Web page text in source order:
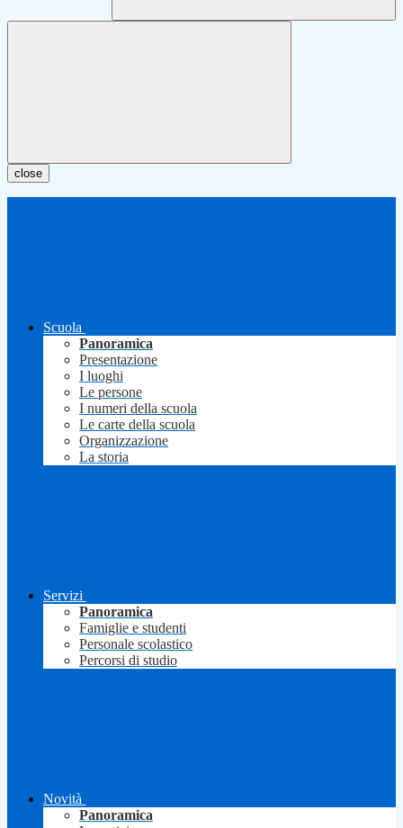
close
Scuola
Panoramica
Presentazione
I luoghi
Le persone
I numeri della scuola
Le carte della scuola
Organizzazione
La storia
Servizi
Panoramica
Famiglie e studenti
Personale scolastico
Percorsi di studio
Novità
Panoramica